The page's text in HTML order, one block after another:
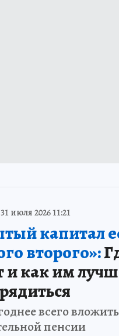
31 июля 2026 11:21
капитал
второго»:
и как им
всего
пенсии